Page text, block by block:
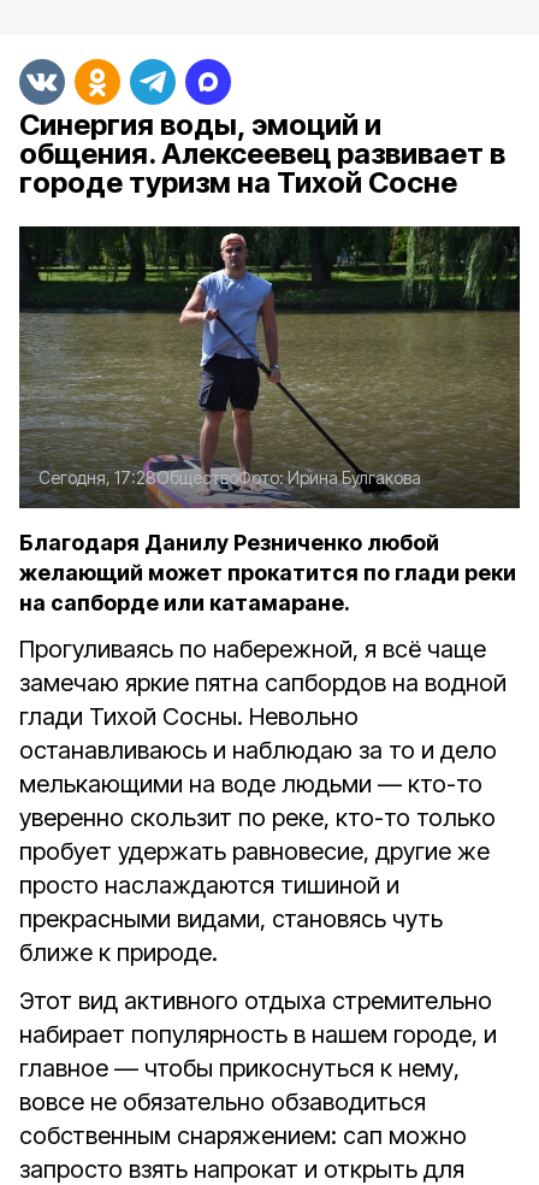
Синергия воды, эмоций и
общения. Алексеевец развивает в
городе туризм на Тихой Сосне
Сегодня, 17:28ОбществоФото:Ирина Булгакова
Благодаря Данилу Резниченко любой
желающий может прокатится по глади реки
на сапборде или катамаране.
Прогуливаясь по набережной, я всё чаще
замечаю яркие пятна сапбордов на водной
глади Тихой Сосны. Невольно
останавливаюсь и наблюдаю за то и дело
мелькающими на воде людьми — кто-то
уверенно скользит по реке, кто-то только
пробует удержать равновесие, другие же
просто наслаждаются тишиной и
прекрасными видами, становясь чуть
ближе к природе.
Этот вид активного отдыха стремительно
набирает популярность в нашем городе, и
главное — чтобы прикоснуться к нему,
вовсе не обязательно обзаводиться
собственным снаряжением: сап можно
запросто взять напрокат и открыть для